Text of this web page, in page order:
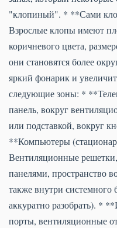
"клопиный". * **Сами
Взрослые клопы имеют
коричневого цвета,
они становятся более
яркий фонарик и
следующие зоны: *
панель, вокруг
или подставкой, вокруг
**Компьютеры
Вентиляционные
панелями, пространство
также внутри системного
аккуратно разобрать). *
порты, вентиляционные